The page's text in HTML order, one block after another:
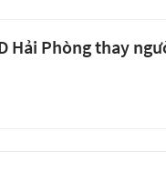
Hải Phòng thay